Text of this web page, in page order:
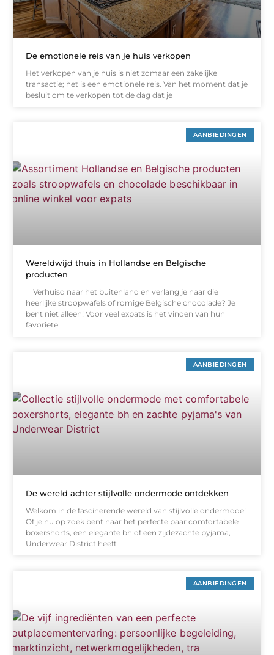
De emotionele reis van je huis verkopen
Het verkopen van je huis is niet zomaar een zakelijke
transactie; het is een emotionele reis. Van het moment dat je
besluit om te verkopen tot de dag dat je
AANBIEDINGEN
Wereldwijd thuis in Hollandse en Belgische
producten
Verhuisd naar het buitenland en verlang je naar die
heerlijke stroopwafels of romige Belgische chocolade? Je
bent niet alleen! Voor veel expats is het vinden van hun
favoriete
AANBIEDINGEN
De wereld achter stijlvolle ondermode ontdekken
Welkom in de fascinerende wereld van stijlvolle ondermode!
Of je nu op zoek bent naar het perfecte paar comfortabele
boxershorts, een elegante bh of een zijdezachte pyjama,
Underwear District heeft
AANBIEDINGEN